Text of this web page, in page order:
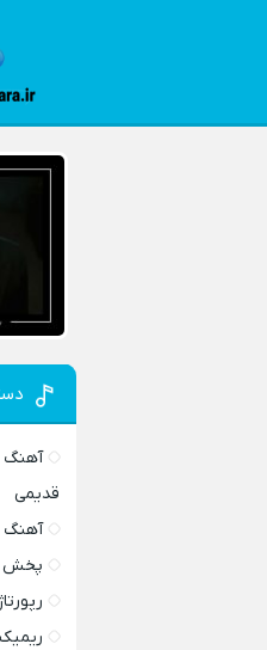
آهنگ
قدیمی
آهنگ
پخش